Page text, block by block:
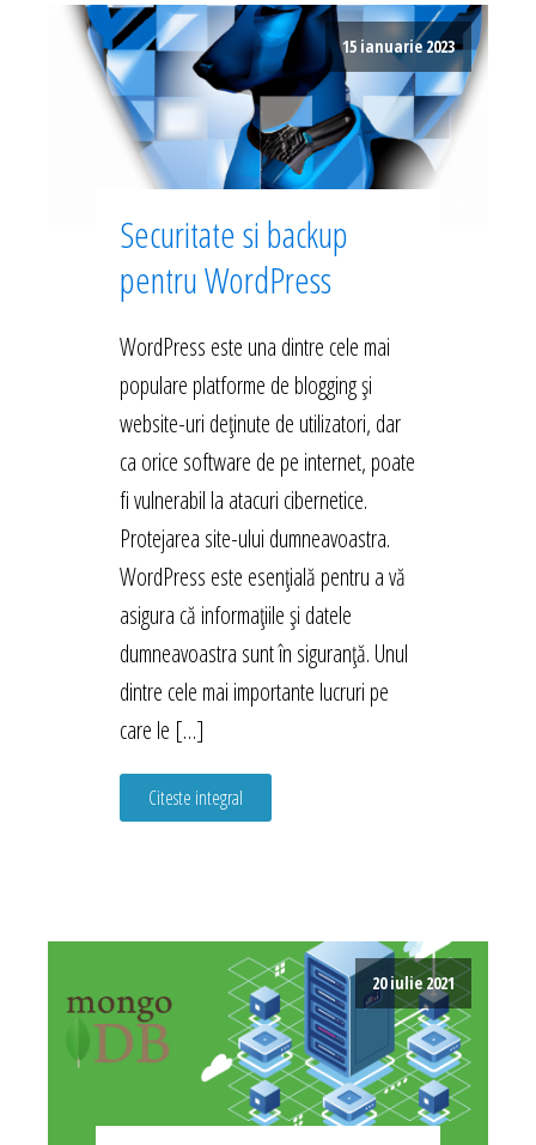
15 ianuarie 2023
Securitate si backup
pentru WordPress
WordPress este una dintre cele mai
populare platforme de blogging și
website-uri deținute de utilizatori, dar
ca orice software de pe internet, poate
fi vulnerabil la atacuri cibernetice.
Protejarea site-ului dumneavoastra.
WordPress este esențială pentru a vă
asigura că informațiile și datele
dumneavoastra sunt în siguranță. Unul
dintre cele mai importante lucruri pe
care le […]
Citeste integral
20 iulie 2021